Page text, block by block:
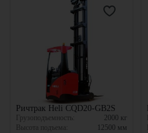
Ричтрак Heli CQD20-GB2S
Грузоподъемность: 2000 кг
Высота подъема:
12500 мм